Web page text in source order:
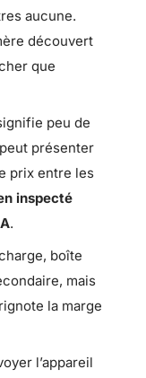
aucune.
découvert
que
peu de
présenter
prix entre les
inspecté
.
boîte
mais
la marge
l’appareil